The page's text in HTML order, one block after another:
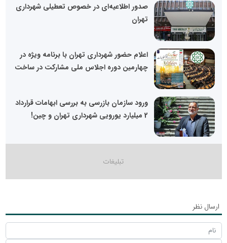
صدور اطلاعیه‌ای در خصوص تعطیلی شهرداری
تهران
اعلام حضور شهرداری تهران با برنامه ویژه در
چهارمین دوره اجلاس ملی مشارکت در ساخت
ورود سازمان بازرسی به بررسی ابهامات قرارداد
2 میلیارد یورویی شهرداری تهران و چین!
ارسال نظر